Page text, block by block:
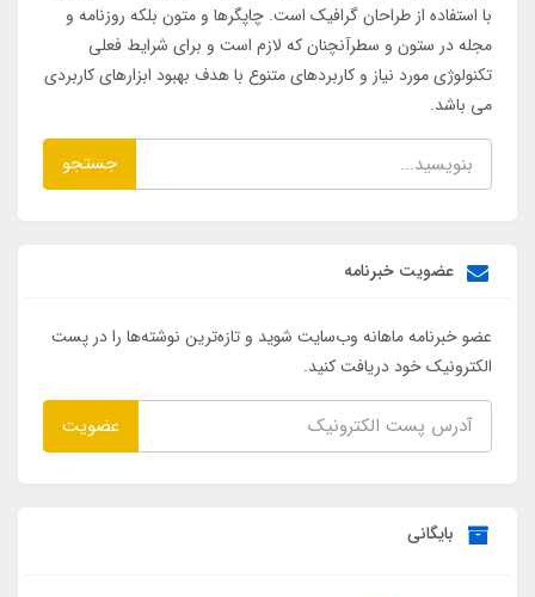
با استفاده از طراحان گرافیک است. چاپگرها و متون بلکه روزنامه و
مجله در ستون و سطرآنچنان که لازم است و برای شرایط فعلی
تکنولوژی مورد نیاز و کاربردهای متنوع با هدف بهبود ابزارهای کاربردی
می باشد.
جستجو
عضویت خبرنامه
عضو خبرنامه ماهانه وب‌سایت شوید و تازه‌ترین نوشته‌ها را در پست
الکترونیک خود دریافت کنید.
عضویت
بایگانی